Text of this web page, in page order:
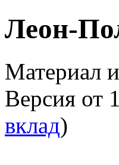
Леон-
Материал
Версия от
вклад)